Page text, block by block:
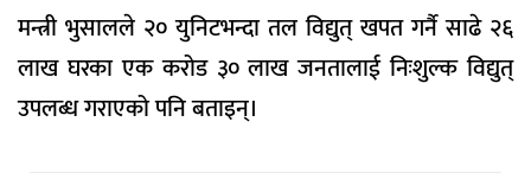
मन्त्री भुसालले २० युनिटभन्दा तल विद्युत् खपत गर्नै साढे २६
लाख घरका एक करोड ३० लाख जनतालाई निःशुल्क विद्युत्
उपलब्ध गराएको पनि बताइन्।